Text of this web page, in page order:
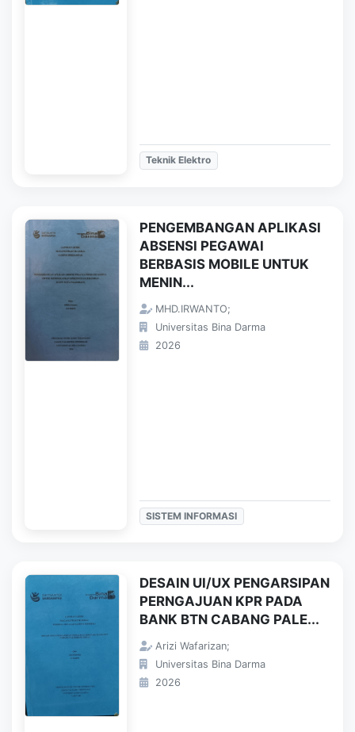
Teknik Elektro
PENGEMBANGAN APLIKASI
ABSENSI PEGAWAI
BERBASIS MOBILE UNTUK
MENIN...
MHD.IRWANTO;
Universitas Bina Darma
2026
SISTEM INFORMASI
DESAIN UI/UX PENGARSIPAN
PERNGAJUAN KPR PADA
BANK BTN CABANG PALE...
Arizi Wafarizan;
Universitas Bina Darma
2026